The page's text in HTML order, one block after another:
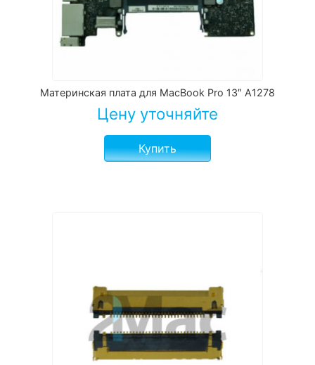
Материнская плата для MacBook Pro 13″ A1278
Цену уточняйте
Купить